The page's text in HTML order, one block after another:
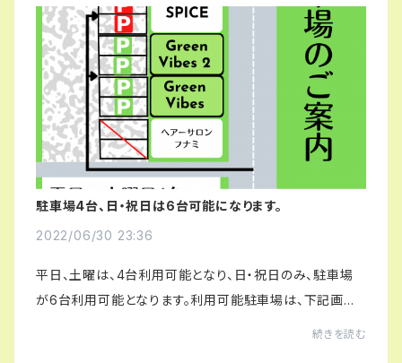
駐車場4台、日・祝日は6台可能になります。
2022/06/30 23:36
平日、土曜は、4台利用可能となり、日・祝日のみ、駐車場
が6台利用可能となります。利用可能駐車場は、下記画像
続きを読む